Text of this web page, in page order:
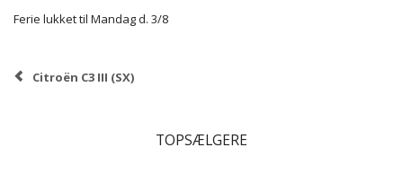
Ferie lukket til Mandag d. 3/8
Citroën C3 III (SX)
TOPSÆLGERE